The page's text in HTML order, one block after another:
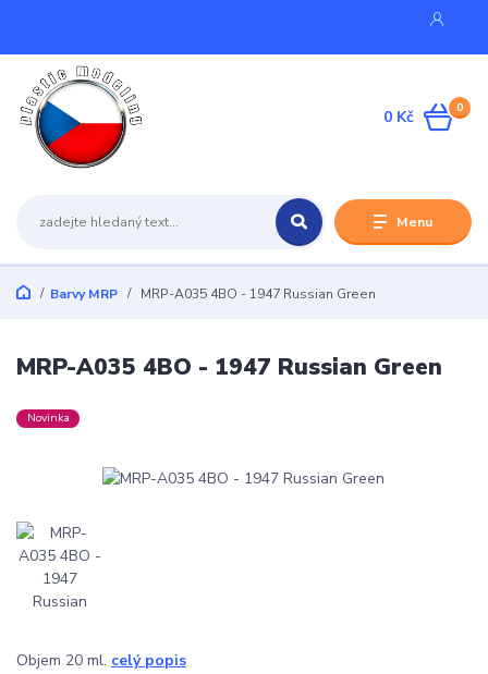
Menu
0
0 Kč
Barvy MRP MRP-A035 4BO - 1947 Russian Green
MRP-A035 4BO - 1947 Russian Green
Novinka
Objem 20 ml. celý popis